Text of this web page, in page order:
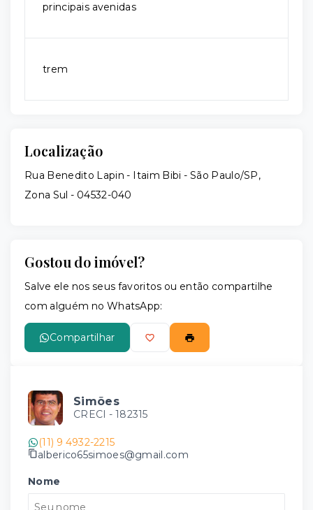
principais avenidas
trem
Localização
Rua Benedito Lapin - Itaim Bibi - São Paulo/SP,
Zona Sul - 04532-040
Gostou do imóvel?
Salve ele nos seus favoritos ou então compartilhe
com alguém no WhatsApp:
Compartilhar
Simões
CRECI - 182315
(11) 9 4932-2215
alberico65simoes@gmail.com
Nome